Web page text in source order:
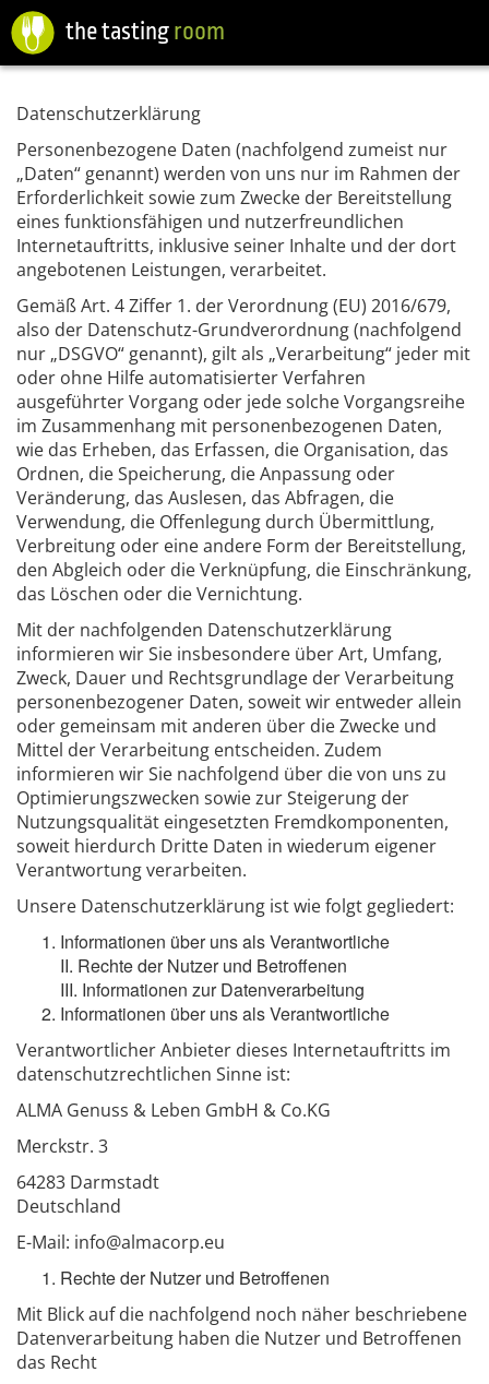
the tasting room
Datenschutzerklärung
Personenbezogene Daten (nachfolgend zumeist nur
„Daten“ genannt) werden von uns nur im Rahmen der
Erforderlichkeit sowie zum Zwecke der Bereitstellung
eines funktionsfähigen und nutzerfreundlichen
Internetauftritts, inklusive seiner Inhalte und der dort
angebotenen Leistungen, verarbeitet.
Gemäß Art. 4 Ziffer 1. der Verordnung (EU) 2016/679,
also der Datenschutz-Grundverordnung (nachfolgend
nur „DSGVO“ genannt), gilt als „Verarbeitung“ jeder mit
oder ohne Hilfe automatisierter Verfahren
ausgeführter Vorgang oder jede solche Vorgangsreihe
im Zusammenhang mit personenbezogenen Daten,
wie das Erheben, das Erfassen, die Organisation, das
Ordnen, die Speicherung, die Anpassung oder
Veränderung, das Auslesen, das Abfragen, die
Verwendung, die Offenlegung durch Übermittlung,
Verbreitung oder eine andere Form der Bereitstellung,
den Abgleich oder die Verknüpfung, die Einschränkung,
das Löschen oder die Vernichtung.
Mit der nachfolgenden Datenschutzerklärung
informieren wir Sie insbesondere über Art, Umfang,
Zweck, Dauer und Rechtsgrundlage der Verarbeitung
personenbezogener Daten, soweit wir entweder allein
oder gemeinsam mit anderen über die Zwecke und
Mittel der Verarbeitung entscheiden. Zudem
informieren wir Sie nachfolgend über die von uns zu
Optimierungszwecken sowie zur Steigerung der
Nutzungsqualität eingesetzten Fremdkomponenten,
soweit hierdurch Dritte Daten in wiederum eigener
Verantwortung verarbeiten.
Unsere Datenschutzerklärung ist wie folgt gegliedert:
Informationen über uns als Verantwortliche
II. Rechte der Nutzer und Betroffenen
III. Informationen zur Datenverarbeitung
Informationen über uns als Verantwortliche
Verantwortlicher Anbieter dieses Internetauftritts im
datenschutzrechtlichen Sinne ist:
ALMA Genuss & Leben GmbH & Co.KG
Merckstr. 3
64283 Darmstadt
Deutschland
E-Mail: info@almacorp.eu
Rechte der Nutzer und Betroffenen
Mit Blick auf die nachfolgend noch näher beschriebene
Datenverarbeitung haben die Nutzer und Betroffenen
das Recht